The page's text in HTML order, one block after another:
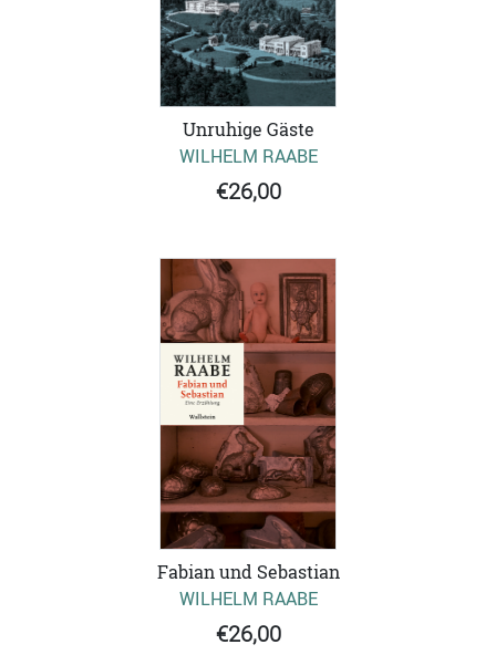
Unruhige Gäste
WILHELM RAABE
€26,00
Fabian und Sebastian
WILHELM RAABE
€26,00